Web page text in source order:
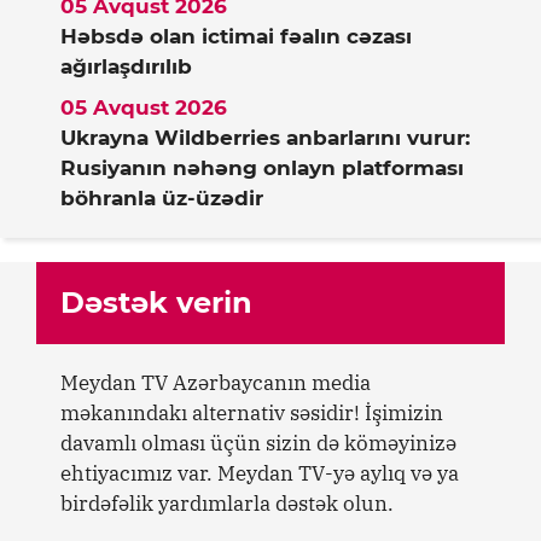
Həbsdə olan ictimai fəalın cəzası
ağırlaşdırılıb
05 Avqust 2026
Ukrayna Wildberries anbarlarını vurur:
Rusiyanın nəhəng onlayn platforması
böhranla üz-üzədir
05 Avqust 2026
Dəstək verin
Meydan TV Azərbaycanın media
məkanındakı alternativ səsidir! İşimizin
davamlı olması üçün sizin də köməyinizə
ehtiyacımız var. Meydan TV-yə aylıq və ya
birdəfəlik yardımlarla dəstək olun.